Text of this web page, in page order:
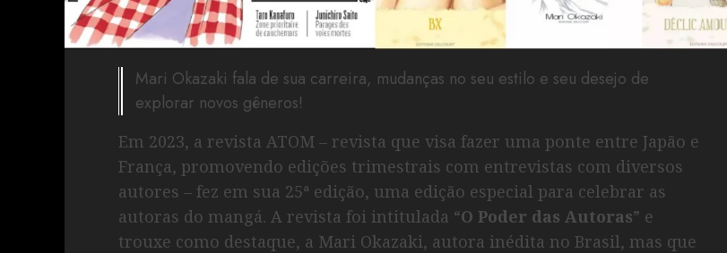
Mari Okazaki fala de sua carreira, mudanças no seu estilo e seu desejo de
explorar novos gêneros!
Em 2023, a revista ATOM – revista que visa fazer uma ponte entre Japão e
França, promovendo edições trimestrais com entrevistas com diversos
autores – fez em sua 25ª edição, uma edição especial para celebrar as
autoras do mangá. A revista foi intitulada “O Poder das Autoras” e
trouxe como destaque, a Mari Okazaki, autora inédita no Brasil, mas que